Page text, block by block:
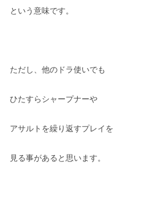
という意味です。
ただし、他のドラ使いでも
ひたすらシャープナーや
アサルトを繰り返すプレイを
見る事があると思います。